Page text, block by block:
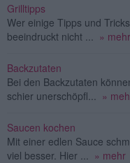
Grilltipps
Wer einige Tipps und
beeindruckt nicht ...
» mehr
Backzutaten
Bei den Backzutaten
schier unerschöpfl...
»
Saucen kochen
Mit einer edlen Sauce
viel besser. Hier ...
» mehr